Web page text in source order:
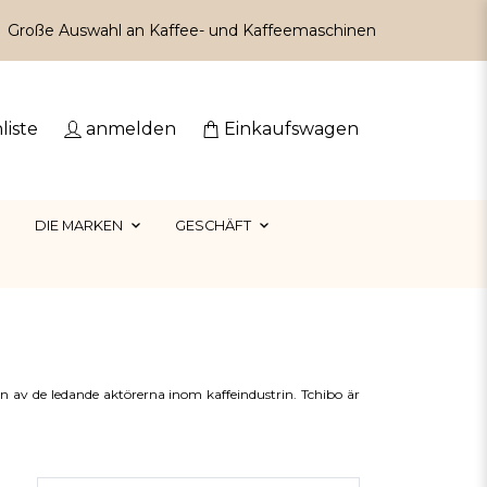
Große Auswahl an Kaffee- und Kaffeemaschinen
anmelden Einkaufswagen
DIE MARKEN GESCHÄFT
av de ledande aktörerna inom kaffeindustrin. Tchibo är